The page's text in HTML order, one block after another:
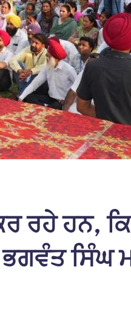
ਰਹੇ ਹਨ,
ਭਗਵੰਤ ਸਿੰਘ